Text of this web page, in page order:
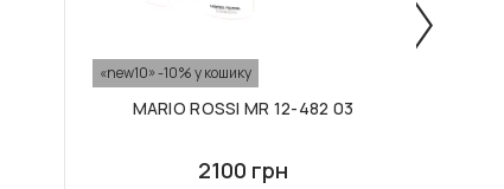
«new10» -10% у кошику
MARIO ROSSI MR 12-482 03
2100 грн